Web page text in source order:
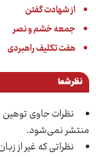
از شهادت گفتن
جمعه خشم و نصر
هفت تکلیف راهبردی
نظر شما
نظرات حاوی
منتشر نمی‌شود.
نظراتی که غیر از